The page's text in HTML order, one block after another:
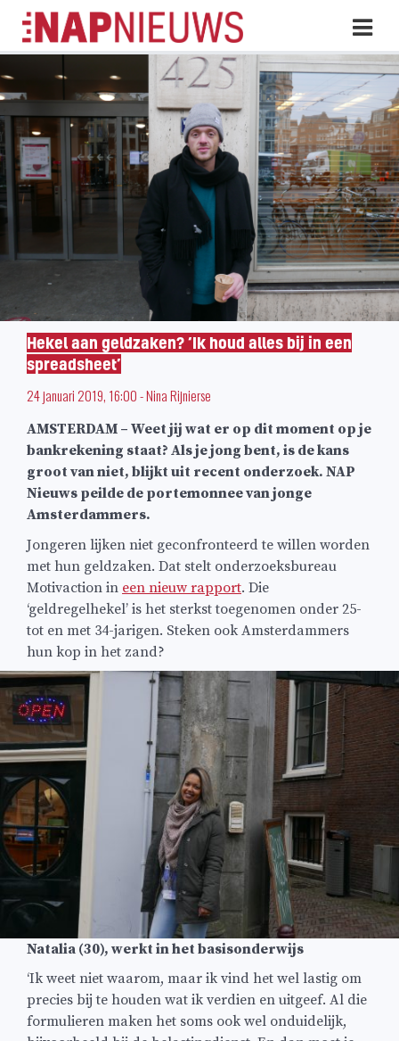
Skip
naar
inhoud
Hekel aan geldzaken? ‘Ik houd alles bij in een
spreadsheet’
24 januari 2019, 16:00-Nina Rijnierse
AMSTERDAM – Weet jij wat er op dit moment op je
bankrekening staat? Als je jong bent, is de kans
groot van niet, blijkt uit recent onderzoek. NAP
Nieuws peilde de portemonnee van jonge
Amsterdammers.
Jongeren lijken niet geconfronteerd te willen worden
met hun geldzaken. Dat stelt onderzoeksbureau
Motivaction in een nieuw rapport. Die
‘geldregelhekel’ is het sterkst toegenomen onder 25-
tot en met 34-jarigen. Steken ook Amsterdammers
hun kop in het zand?
Natalia (30), werkt in het basisonderwijs
‘Ik weet niet waarom, maar ik vind het wel lastig om
precies bij te houden wat ik verdien en uitgeef. Al die
formulieren maken het soms ook wel onduidelijk,